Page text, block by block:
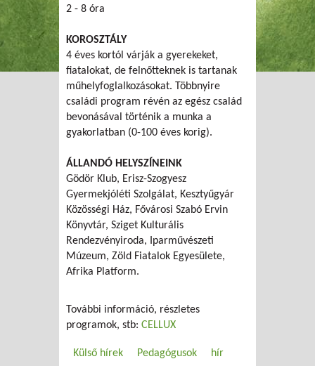
2 - 8 óra
KOROSZTÁLY
4 éves kortól várják a gyerekeket,
fiatalokat, de felnőtteknek is tartanak
műhelyfoglalkozásokat. Többnyire
családi program révén az egész család
bevonásával történik a munka a
gyakorlatban (0-100 éves korig).
ÁLLANDÓ HELYSZÍNEINK
Gödör Klub, Erisz-Szogyesz
Gyermekjóléti Szolgálat, Kesztyűgyár
Közösségi Ház, Fővárosi Szabó Ervin
Könyvtár, Sziget Kulturális
Rendezvényiroda, Iparművészeti
Múzeum, Zöld Fiatalok Egyesülete,
Afrika Platform.
További információ, részletes
programok, stb: CELLUX
Külső hírek Pedagógusok hír